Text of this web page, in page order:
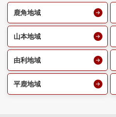
鹿角地域
山本地域
由利地域
平鹿地域